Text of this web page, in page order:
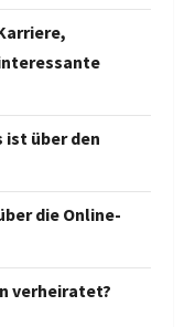
ist über den
die Online-
verheiratet?